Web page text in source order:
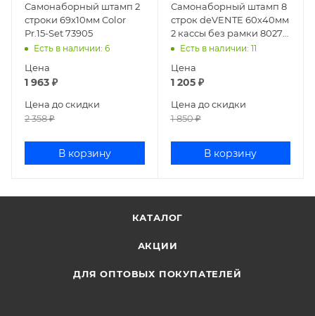
Самонаборный штамп 2
строки 69х10мм Color
Pr.15-Set 73905
Есть в наличии: 6
Цена
1 963 ₽
Цена до скидки
2 358₽
В корзину
Самонаборный штамп 8
строк deVENTE 60х40мм
2 кассы без рамки 8027
4116306
Есть в наличии: 11
Цена
1 205₽
Цена до скидки
1 850₽
В корзину
КАТАЛОГ
АКЦИИ
ДЛЯ ОПТОВЫХ ПОКУПАТЕЛЕЙ